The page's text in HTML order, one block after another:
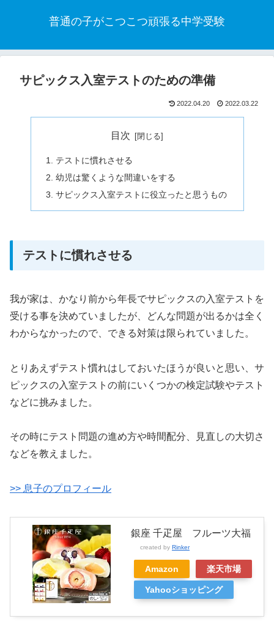
普通の子がこつこつ頑張る中学受験
サピックス入室テストのための準備
2022.04.20 2022.03.22
目次
テストに慣れさせる
幼児は驚くような間違いをする
サピックス入室テストに役立ったと思うもの
テストに慣れさせる
我が家は、かなり前から年長でサピックスの入室テストを
受ける事を決めていましたが、どんな問題が出るかは全く
わからなかったので、できる対策は限られていました。
とりあえずテスト慣れはしておいたほうが良いと思い、サ
ピックスの入室テストの前にいくつかの検定試験やテスト
などに挑みました。
その時にテスト問題の進め方や時間配分、見直しの大切さ
などを教えました。
>> 息子のプロフィール
銀座 千疋屋 フルーツ大福
created by Rinker
Amazon 楽天市場
Yahooショッピング